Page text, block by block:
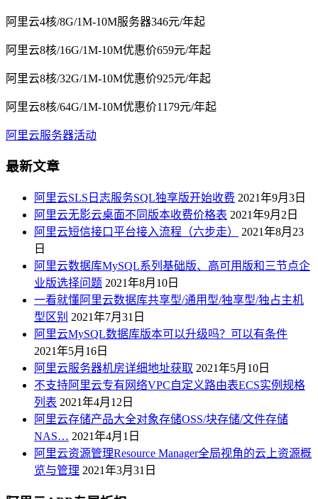
阿里云4核/8G/1M-10M服务器346元/年起
阿里云8核/16G/1M-10M优惠价659元/年起
阿里云8核/32G/1M-10M优惠价925元/年起
阿里云8核/64G/1M-10M优惠价1179元/年起
阿里云服务器活动
最新文章
阿里云SLS日志服务SQL独享版开始收费 2021年9月3日
阿里云无影云桌面不同版本收费价格表 2021年9月2日
阿里云短信接口平台接入流程（六步走）
2021年8月23
日
阿里云数据库MySQL系列基础版、高可用版和三节点企
业版选择问题 2021年8月10日
一看就懂阿里云数据库共享型/通用型/独享型/独占主机
型区别 2021年7月31日
阿里云MySQL数据库版本可以升级吗？可以有条件
2021年5月16日
阿里云服务器机房详细地址获取 2021年5月10日
不支持阿里云专有网络VPC自定义路由表ECS实例规格
列表 2021年4月12日
阿里云存储产品大全对象存储OSS/块存储/文件存储
NAS… 2021年4月1日
阿里云资源管理Resource Manager全局视角的云上资源概
览与管理 2021年3月31日